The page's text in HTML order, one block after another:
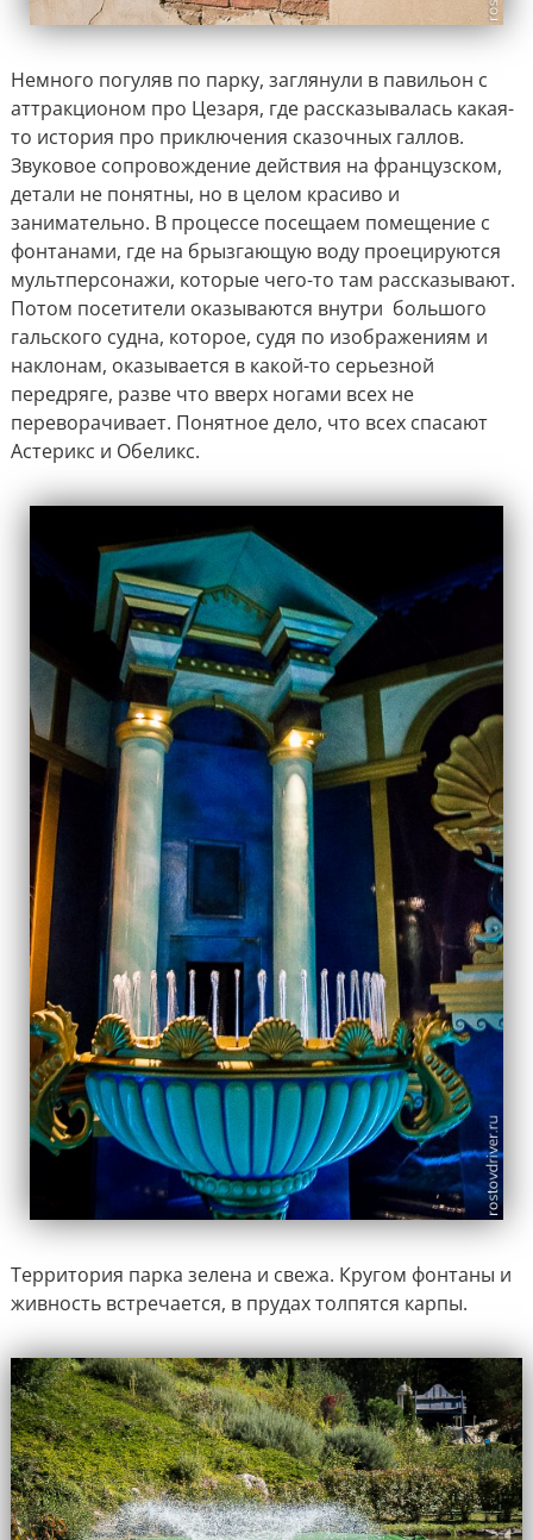
Немного погуляв по парку, заглянули в павильон с
аттракционом про Цезаря, где рассказывалась какая-
то история про приключения сказочных галлов.
Звуковое сопровождение действия на французском,
детали не понятны, но в целом красиво и
занимательно. В процессе посещаем помещение с
фонтанами, где на брызгающую воду проецируются
мультперсонажи, которые чего-то там рассказывают.
Потом посетители оказываются внутри большого
гальского судна, которое, судя по изображениям и
наклонам, оказывается в какой-то серьезной
передряге, разве что вверх ногами всех не
переворачивает. Понятное дело, что всех спасают
Астерикс и Обеликс.
Территория парка зелена и свежа. Кругом фонтаны и
живность встречается, в прудах толпятся карпы.